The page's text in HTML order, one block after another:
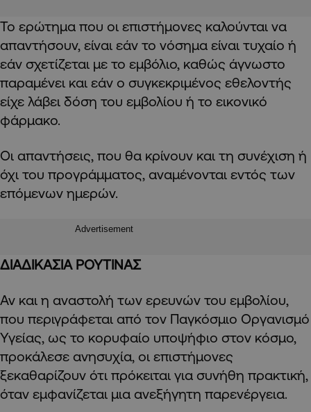
Το ερώτημα που οι επιστήμονες καλούνται να
απαντήσουν, είναι εάν το νόσημα είναι τυχαίο ή
εάν σχετίζεται με το εμβόλιο, καθώς άγνωστο
παραμένει και εάν ο συγκεκριμένος εθελοντής
είχε λάβει δόση του εμβολίου ή το εικονικό
φάρμακο.
Οι απαντήσεις, που θα κρίνουν και τη συνέχιση ή
όχι του προγράμματος, αναμένονται εντός των
επόμενων ημερών.
Advertisement
ΔΙΑΔΙΚΑΣΙΑ ΡΟΥΤΙΝΑΣ
Αν και η αναστολή των ερευνών του εμβολίου,
που περιγράφεται από τον Παγκόσμιο Οργανισμό
Υγείας, ως το κορυφαίο υποψήφιο στον κόσμο,
προκάλεσε ανησυχία, οι επιστήμονες
ξεκαθαρίζουν ότι πρόκειται για συνήθη πρακτική,
όταν εμφανίζεται μια ανεξήγητη παρενέργεια.